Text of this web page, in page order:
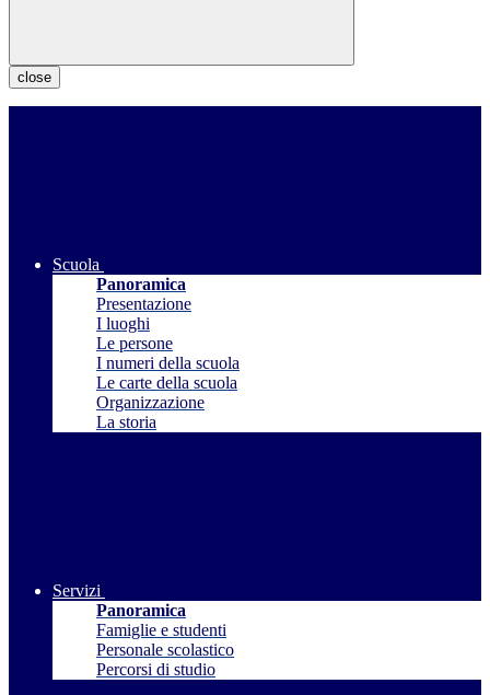
close
Scuola
Panoramica
Presentazione
I luoghi
Le persone
I numeri della scuola
Le carte della scuola
Organizzazione
La storia
Servizi
Panoramica
Famiglie e studenti
Personale scolastico
Percorsi di studio